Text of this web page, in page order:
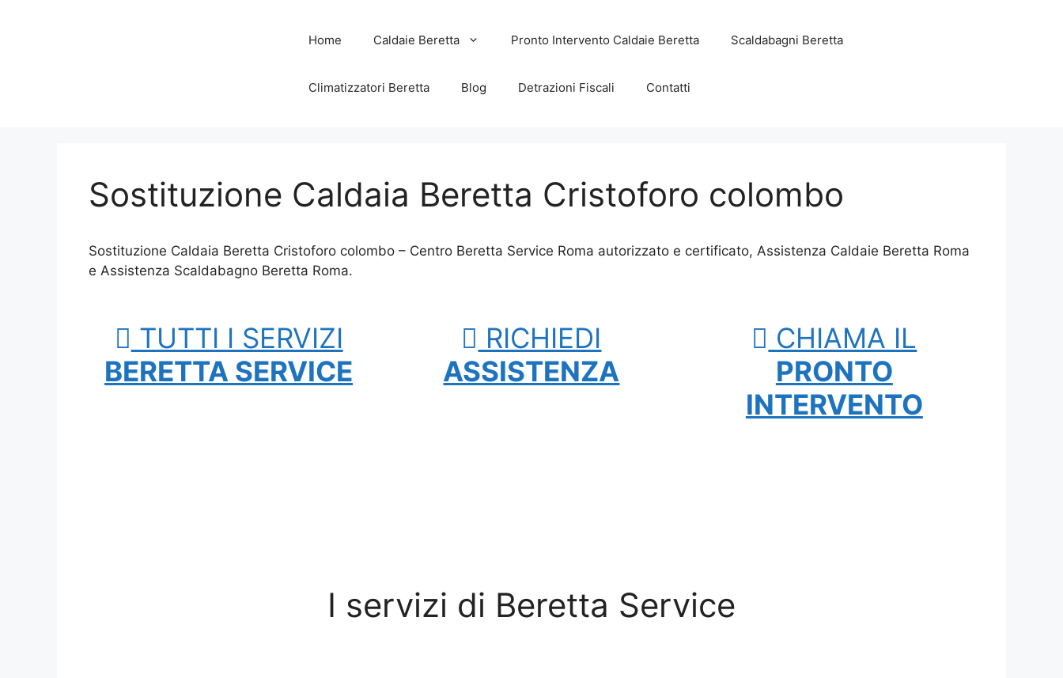
Home Caldaie Beretta Pronto Intervento Caldaie Beretta Scaldabagni Beretta
Climatizzatori Beretta Blog Detrazioni Fiscali Contatti
Sostituzione Caldaia Beretta Cristoforo colombo
Sostituzione Caldaia Beretta Cristoforo colombo – Centro Beretta Service Roma autorizzato e certificato, Assistenza Caldaie Beretta Roma
e Assistenza Scaldabagno Beretta Roma.
TUTTI I SERVIZI
BERETTA SERVICE
RICHIEDI
ASSISTENZA
CHIAMA IL
PRONTO
INTERVENTO
I servizi di Beretta Service